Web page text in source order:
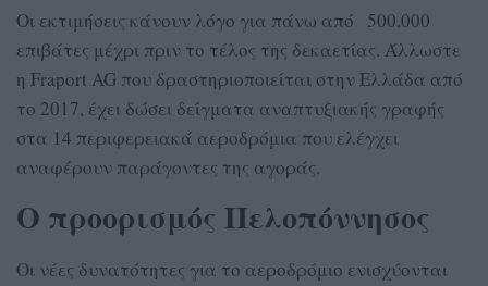
Οι εκτιμήσεις κάνουν λόγο για πάνω από 500.000
επιβάτες μέχρι πριν το τέλος της δεκαετίας. Άλλωστε
η Fraport AG που δραστηριοποιείται στην Ελλάδα από
το 2017, έχει δώσει δείγματα αναπτυξιακής γραφής
στα 14 περιφερειακά αεροδρόμια που ελέγχει
αναφέρουν παράγοντες της αγοράς.
Ο προορισμός Πελοπόννησος
Οι νέες δυνατότητες για το αεροδρόμιο ενισχύονται